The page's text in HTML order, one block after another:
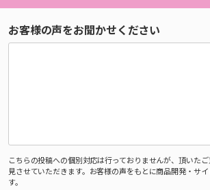
お客様の声をお聞かせください
こちらの投稿への個別対応は行っておりませんが、頂いた
見させていただきます。お客様の声をもとに商品開発・サ
す。